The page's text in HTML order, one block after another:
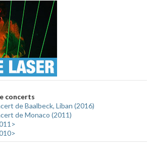
concerts
de Baalbeck, Liban (2016)
de Monaco (2011)